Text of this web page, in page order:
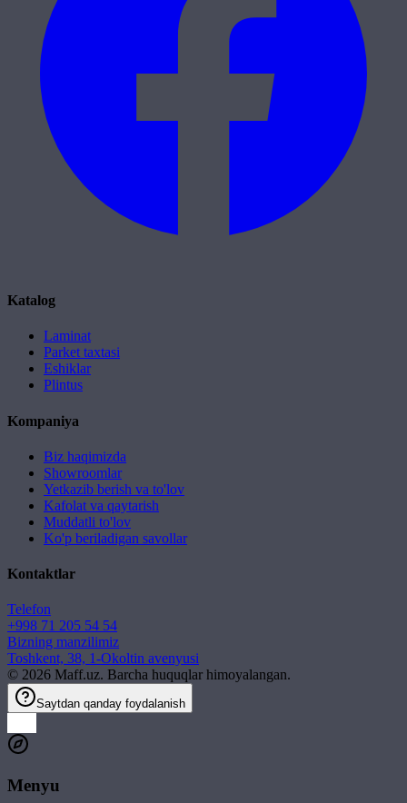
Katalog
Laminat
Parket taxtasi
Eshiklar
Plintus
Kompaniya
Biz haqimizda
Showroomlar
Yetkazib berish va to'lov
Kafolat va qaytarish
Muddatli to'lov
Ko'p beriladigan savollar
Kontaktlar
Telefon
+998 71 205 54 54
Bizning manzilimiz
Toshkent, 38, 1-Okoltin avenyusi
© 2026 Maff.uz. Barcha huquqlar himoyalangan.
Saytdan qanday foydalanish
Menyu